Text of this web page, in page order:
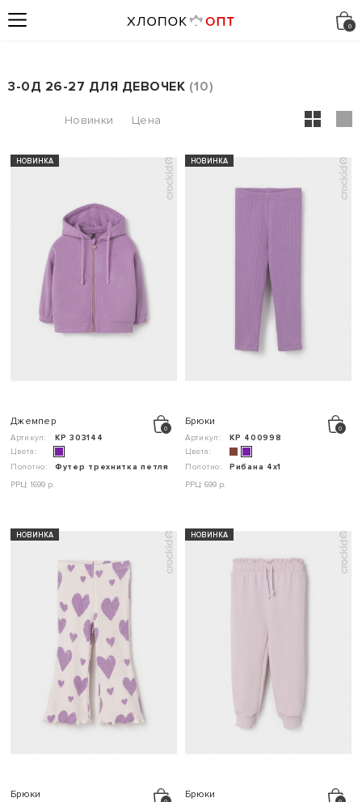
3-0Д 26-27 ДЛЯ ДЕВОЧЕК 10
НОВИНКА
Джемпер
Артикул:
КР 303144
Цвета:
Полотно:
Футер трехнитка петля
РРЦ: 1699 р.
НОВИНКА
Брюки
Артикул:
КР 400998
Цвета:
Полотно:
Рибана 4х1
РРЦ: 699 р.
НОВИНКА
Брюки
НОВИНКА
Брюки